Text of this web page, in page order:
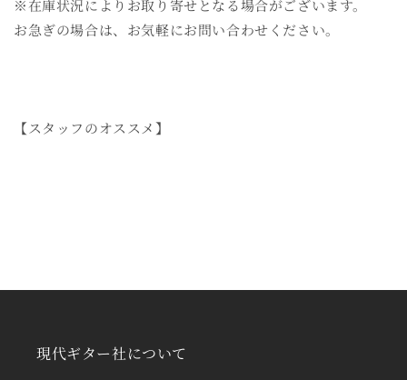
※在庫状況によりお取り寄せとなる場合がございます。
お急ぎの場合は、お気軽にお問い合わせください。
【スタッフのオススメ】
現代ギター社について